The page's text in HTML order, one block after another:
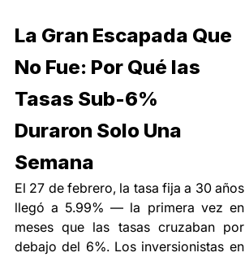
La Gran Escapada Que
No Fue: Por Qué las
Tasas Sub-6%
Duraron Solo Una
Semana
El 27 de febrero, la tasa fija a 30 años
llegó a 5.99% — la primera vez en
meses que las tasas cruzaban por
debajo del 6%. Los inversionistas en